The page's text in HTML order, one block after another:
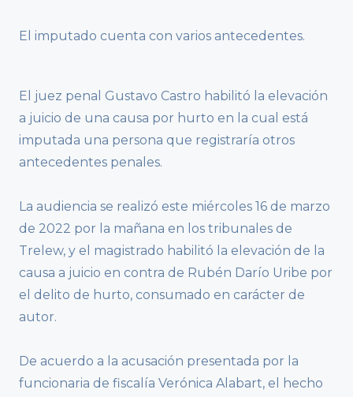
El imputado cuenta con varios antecedentes.
El juez penal Gustavo Castro habilitó la elevación
a juicio de una causa por hurto en la cual está
imputada una persona que registraría otros
antecedentes penales.
La audiencia se realizó este miércoles 16 de marzo
de 2022 por la mañana en los tribunales de
Trelew, y el magistrado habilitó la elevación de la
causa a juicio en contra de Rubén Darío Uribe por
el delito de hurto, consumado en carácter de
autor.
De acuerdo a la acusación presentada por la
funcionaria de fiscalía Verónica Alabart, el hecho